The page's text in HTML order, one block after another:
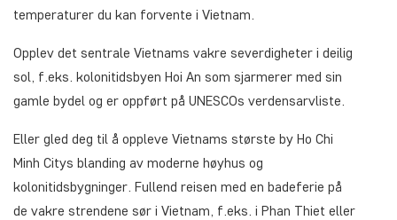
temperaturer du kan forvente i Vietnam.
Opplev det sentrale Vietnams vakre severdigheter i deilig
sol, f.eks. kolonitidsbyen Hoi An som sjarmerer med sin
gamle bydel og er oppført på UNESCOs verdensarvliste.
Eller gled deg til å oppleve Vietnams største by Ho Chi
Minh Citys blanding av moderne høyhus og
kolonitidsbygninger. Fullend reisen med en badeferie på
de vakre strendene sør i Vietnam, f.eks. i Phan Thiet eller